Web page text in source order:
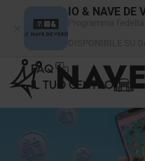
IO & NAVE DE
FAQ
IL TUO CENTRO
Pannello di gestione dei